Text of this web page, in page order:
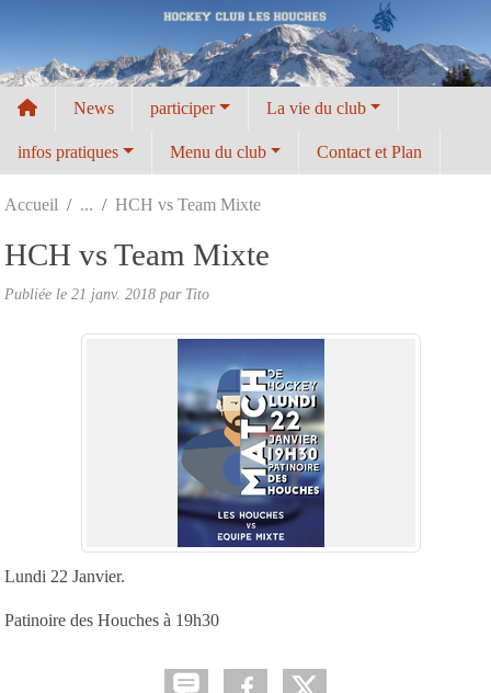
News participer La vie du club
infos pratiques Menu du club Contact et Plan
Accueil HCH vs Team Mixte
HCH vs Team Mixte
Publiée le 21 janv. 2018 par Tito
Lundi 22 Janvier.
Patinoire des Houches à 19h30
Panneau de gestion des cookies